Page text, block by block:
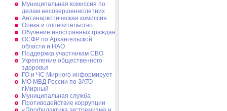
Муниципальная комиссия по
делам несовершеннолетних
Антинаркотическая комиссия
Опека и попечительство
Обучение иностранных граждан
ОСФР по Архангельской
области и НАО
Поддержка участникам СВО
Укрепление общественного
здоровья
ГО и ЧС Мирного информирует
МО МВД России по ЗАТО
г.Мирный
Муниципальная cлужба
Противодействие коррупции